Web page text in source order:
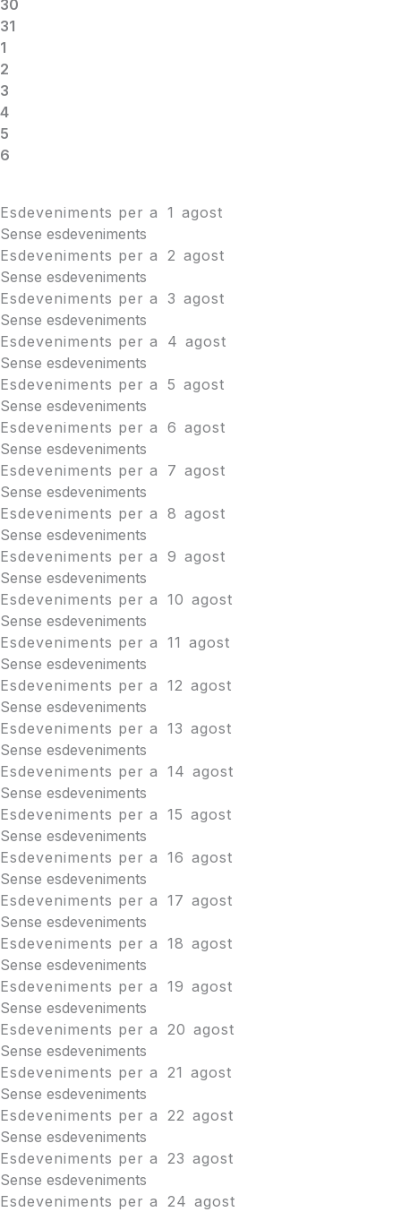
30
31
1
2
3
4
5
6
Esdeveniments per a 1 agost
Sense esdeveniments
Esdeveniments per a
2 agost
Sense esdeveniments
Esdeveniments per a 3 agost
Sense esdeveniments
Esdeveniments per a
4 agost
Sense esdeveniments
Esdeveniments per a 5 agost
Sense esdeveniments
Esdeveniments per a 6 agost
Sense esdeveniments
Esdeveniments per a
7 agost
Sense esdeveniments
Esdeveniments per a 8 agost
Sense esdeveniments
Esdeveniments per a 9 agost
Sense esdeveniments
Esdeveniments per a 10 agost
Sense esdeveniments
Esdeveniments per a 11 agost
Sense esdeveniments
Esdeveniments per a 12 agost
Sense esdeveniments
Esdeveniments per a 13 agost
Sense esdeveniments
Esdeveniments per a 14 agost
Sense esdeveniments
Esdeveniments per a 15 agost
Sense esdeveniments
Esdeveniments per a 16 agost
Sense esdeveniments
Esdeveniments per a 17 agost
Sense esdeveniments
Esdeveniments per a 18 agost
Sense esdeveniments
Esdeveniments per a 19 agost
Sense esdeveniments
Esdeveniments per a
20 agost
Sense esdeveniments
Esdeveniments per a
21 agost
Sense esdeveniments
Esdeveniments per a
22 agost
Sense esdeveniments
Esdeveniments per a
23 agost
Sense esdeveniments
Esdeveniments per a
24 agost